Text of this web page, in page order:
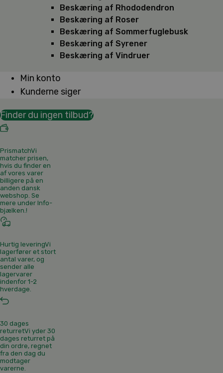
Beskæring af Rhododendron
Beskæring af Roser
Beskæring af Sommerfuglebusk
Beskæring af Syrener
Beskæring af Vindruer
Min konto
Kunderne siger
Finder du ingen tilbud?
PrismatchVi
matcher prisen,
hvis du finder en
af vores varer
billigere på en
anden dansk
webshop. Se
mere under Info-
bjælken.!
Hurtig leveringVi
lagerfører et stort
antal varer, og
sender alle
lagervarer
indenfor 1-2
hverdage.
30 dages
returretVi yder 30
dages returret på
din ordre, regnet
fra den dag du
modtager
varerne.